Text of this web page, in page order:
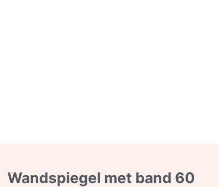
Wandspiegel met band 60